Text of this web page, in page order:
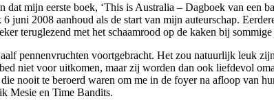
dat mijn eerste boek, ‘This is Australia – Dagboek van een
juni 2008 aanhoud als de start van mijn auteurschap.
teruglezend met het schaamrood op de kaken bij sommige
pennenvruchten voortgebracht. Het zou natuurlijk leuk
niet voor uitkomen, maar zij worden dan ook liefdevol
nooit te beroerd waren om me in de foyer na afloop van
Mesie en Time Bandits.